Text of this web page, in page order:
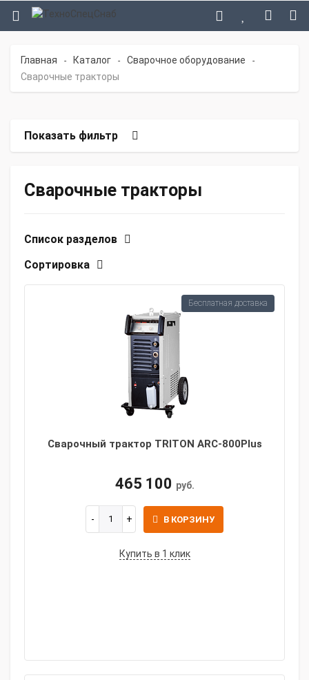
Главная - Каталог - Сварочное оборудование -
Сварочные тракторы
Показать фильтр
Сварочные тракторы
Список разделов
Сортировка
Сварочный трактор TRITON ARC-800Plus
465 100 руб.
В КОРЗИНУ
Купить в 1 клик
Бесплатная доставка